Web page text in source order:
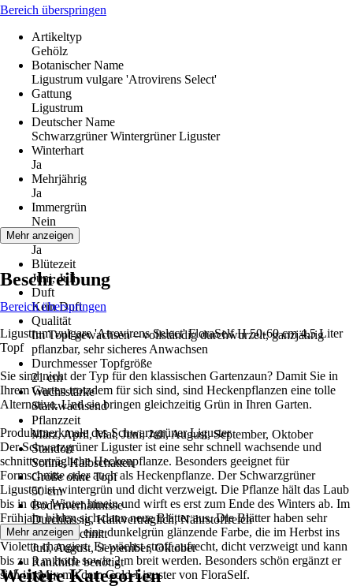
Bereich überspringen
Artikeltyp
Gehölz
Botanischer Name
Ligustrum vulgare 'Atrovirens Select'
Gattung
Ligustrum
Deutscher Name
Schwarzgrüner Wintergrüner Liguster
Winterhart
Ja
Mehrjährig
Ja
Immergrün
Nein
Blüte
Ja
Blütezeit
Juni, Juli
Duft
Kein Duft
Qualität
Im Topf gewachsen – vollständig durchwurzelt, ganzjährig
pflanzbar, sehr sicheres Anwachsen
Durchmesser Topfgröße
21 cm
Wuchsstärke
Starkwachsend
Pflanzzeit
März, April, Mai, Juni, Juli, August, September, Oktober
Standort
Sonne, Halbschatten
Größe ohne Topf
50 cm
Bodenverhältnisse
Durchlässig, Kalkverträglich, Nährstoffreich
Pflanzenschnitt
Juli, August, September, Oktober
Rankhilfe benötigt
Nein
Mehr anzeigen
Beschreibung
Bereich überspringen
Ligustrum vulgare 'Atrovirens Select' FloraSelf H 50-60 cm 4,5 Liter
Topf
Sie sind nicht der Typ für den klassischen Gartenzaun? Damit Sie in
Ihrem Garten trotzdem für sich sind, sind Heckenpflanzen eine tolle
Alternative. Und sie bringen gleichzeitig Grün in Ihren Garten.
Produktmerkmale des Schwarzgrüner Liguster
Der Schwarzgrüner Liguster ist eine sehr schnell wachsende und
schnittverträgliche Heckenpflanze. Besonders geeignet für
Formschnitte oder auch als Heckenpflanze. Der Schwarzgrüner
Liguster ist wintergrün und dicht verzweigt. Die Pflanze hält das Laub
bis in den Winter hinein und wirft es erst zum Ende des Winters ab. Im
Frühjahr bilden sich dann neue Blätter aus. Die Blätter haben sehr
kurze Stiele und eine dunkelgrün glänzende Farbe, die im Herbst ins
Violette changiert. Er wächst straff aufrecht, dicht verzweigt und kann
bis zu 3 m hoch sowie 2 m breit werden. Besonders schön ergänzt er
sich im Mix mit dem Gold-Liguster von FloraSelf.
Mehr anzeigen
Weitere Kategorien